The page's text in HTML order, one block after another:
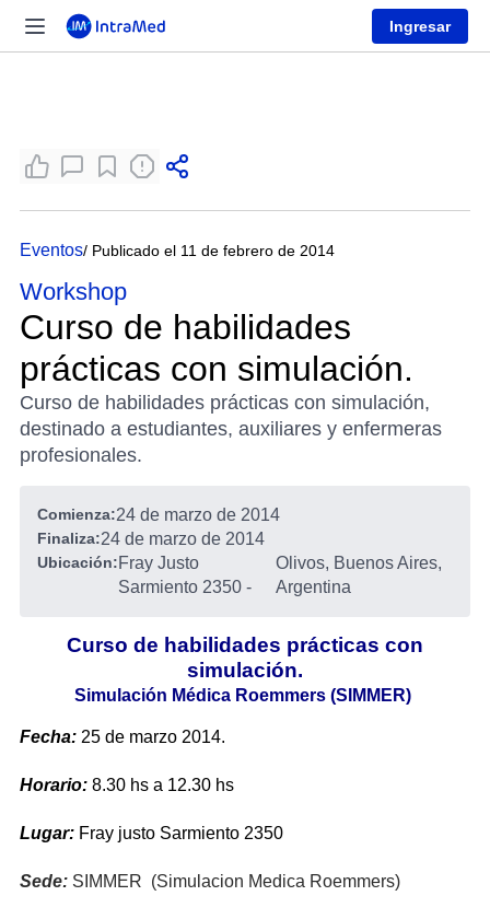
Ingresar
Eventos/ Publicado el 11 de febrero de 2014
Workshop
Curso de habilidades
prácticas con simulación.
Curso de habilidades prácticas con simulación,
destinado a estudiantes, auxiliares y enfermeras
profesionales.
Comienza:24 de marzo de 2014
Finaliza:24 de marzo de 2014
Ubicación:Fray Justo
Sarmiento 2350 -
Olivos, Buenos Aires,
Argentina
Curso de habilidades prácticas con
simulación.
Simulación Médica Roemmers (SIMMER)
Fecha: 25 de marzo 2014.
Horario: 8.30 hs a 12.30 hs
Lugar: Fray justo Sarmiento 2350
Sede: SIMMER (Simulacion Medica Roemmers)